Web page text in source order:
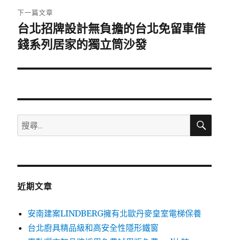
章:
下一篇文章
下
一
文
台北招牌設計無負擔的台北免留車借
錢系列居家的獨立筒沙發
搜
尋
鍵
搜
近期文章
安南建案LINDBERG擁有北歐丹麥皇室電梯保養
台北廚具精品級和高安全性隱形鐵窗